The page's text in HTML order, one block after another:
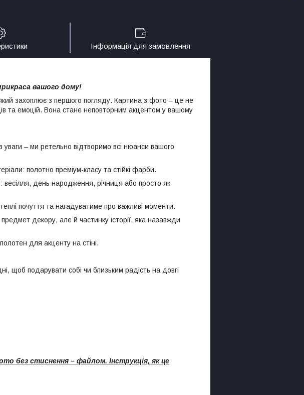
Інформація для замовлення
вашого дому!
захоплює з першого погляду. Картина з фото – це не
та емоцій. Вона стане неповторним акцентом у вашому
– ми ретельно відтворимо всі нюанси вашого
полотно преміум-класу та стійкі фарби.
день народження, річниця або просто як
почуття та нагадуватиме про важливі моменти.
декору, але й частинку історії, яка назавжди
для акценту на стіні.
щоб подарувати собі чи близьким радість на довгі
без стиснення – файлом. Інструкція, як це